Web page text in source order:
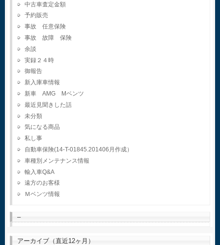
中古車査定金額
予約販売
事故 任意保険
事故 故障 保険
余談
実録２４時
御報告
新入庫車情報
新車 AMG Mベンツ
最近見聞きした話
未分類
気になる商品
私し事
自動車保険(14-T-01845.201406月作成）
車種別メンテナンス情報
輸入車Q&A
遠方のお客様
Ｍベンツ情報
–
アーカイブ（直近12ヶ月）